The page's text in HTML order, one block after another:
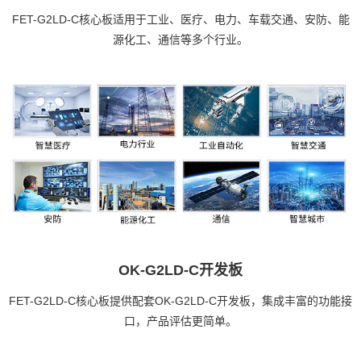
FET-G2LD-C核心板适用于工业、医疗、电力、 车载交通、 安防、能
源化工、通信等多个行业。
OK-G2LD-C开发板
FET-G2LD-C核心板提供配套OK-G2LD-C开发板，集成丰富的功能接
口，产品评估更简单。